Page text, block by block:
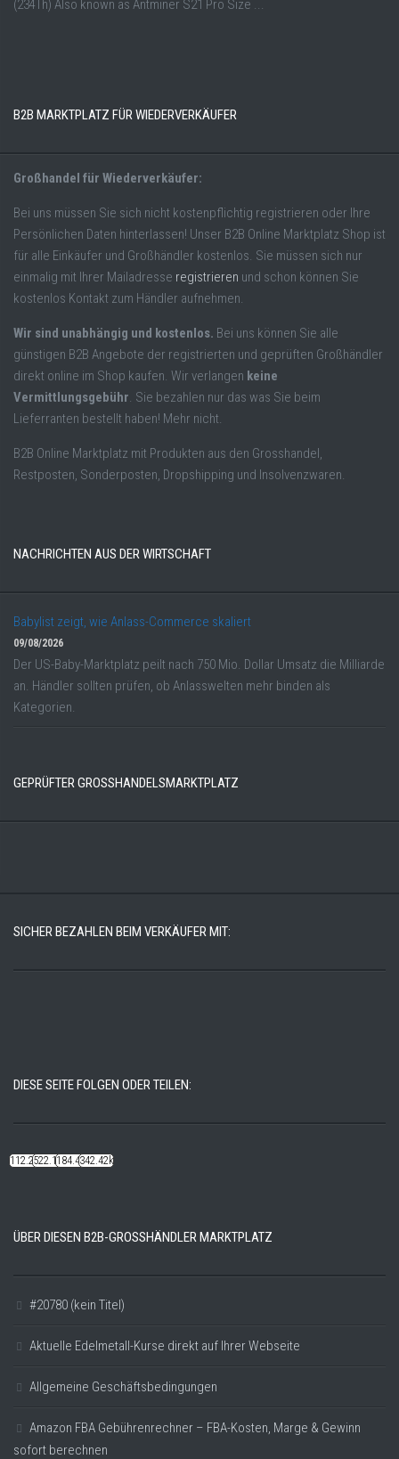
(234Th) Also known as Antminer S21 Pro Size ...
B2B MARKTPLATZ FÜR WIEDERVERKÄUFER
Großhandel für Wiederverkäufer:
Bei uns müssen Sie sich nicht kostenpflichtig registrieren oder Ihre
Persönlichen Daten hinterlassen! Unser B2B Online Marktplatz Shop ist
für alle Einkäufer und Großhändler kostenlos. Sie müssen sich nur
einmalig mit Ihrer Mailadresse registrieren und schon können Sie
kostenlos Kontakt zum Händler aufnehmen.
Wir sind unabhängig und kostenlos. Bei uns können Sie alle
günstigen B2B Angebote der registrierten und geprüften Großhändler
direkt online im Shop kaufen. Wir verlangen keine
Vermittlungsgebühr. Sie bezahlen nur das was Sie beim
Lieferranten bestellt haben! Mehr nicht.
B2B Online Marktplatz mit Produkten aus den Grosshandel,
Restposten, Sonderposten, Dropshipping und Insolvenzwaren.
NACHRICHTEN AUS DER WIRTSCHAFT
Babylist zeigt, wie Anlass-Commerce skaliert
09/08/2026
Der US-Baby-Marktplatz peilt nach 750 Mio. Dollar Umsatz die Milliarde
an. Händler sollten prüfen, ob Anlasswelten mehr binden als
Kategorien.
GEPRÜFTER GROSSHANDELSMARKTPLATZ
SICHER BEZAHLEN BEIM VERKÄUFER MIT:
DIESE SEITE FOLGEN ODER TEILEN:
112.22k522.14k184.48k342.42k
ÜBER DIESEN B2B-GROSSHÄNDLER MARKTPLATZ
#20780 (kein Titel)
Aktuelle Edelmetall-Kurse direkt auf Ihrer Webseite
Allgemeine Geschäftsbedingungen
Amazon FBA Gebührenrechner – FBA-Kosten, Marge & Gewinn
sofort berechnen